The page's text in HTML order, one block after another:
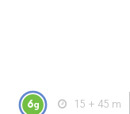
6g 15 + 45 m